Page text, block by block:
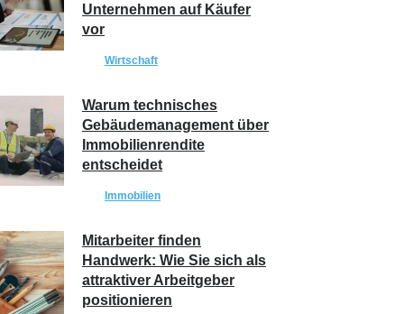
Unternehmen auf Käufer
vor
Wirtschaft
Warum technisches
Gebäudemanagement über
Immobilienrendite
entscheidet
Immobilien
Mitarbeiter finden
Handwerk: Wie Sie sich als
attraktiver Arbeitgeber
positionieren